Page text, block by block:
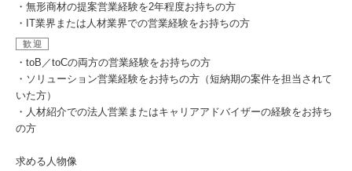
・無形商材の提案営業経験を2年程度お持ちの方
・IT業界または人材業界での営業経験をお持ちの方
歓迎
・toB／toCの両方の営業経験をお持ちの方
・ソリューション営業経験をお持ちの方（短納期の案件を担当されて
いた方）
・人材紹介での法人営業またはキャリアアドバイザーの経験をお持ち
の方
求める人物像